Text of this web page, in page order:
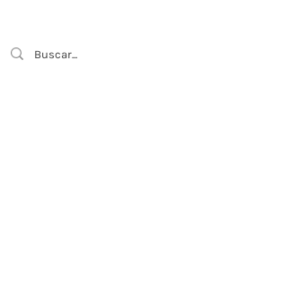
Event List